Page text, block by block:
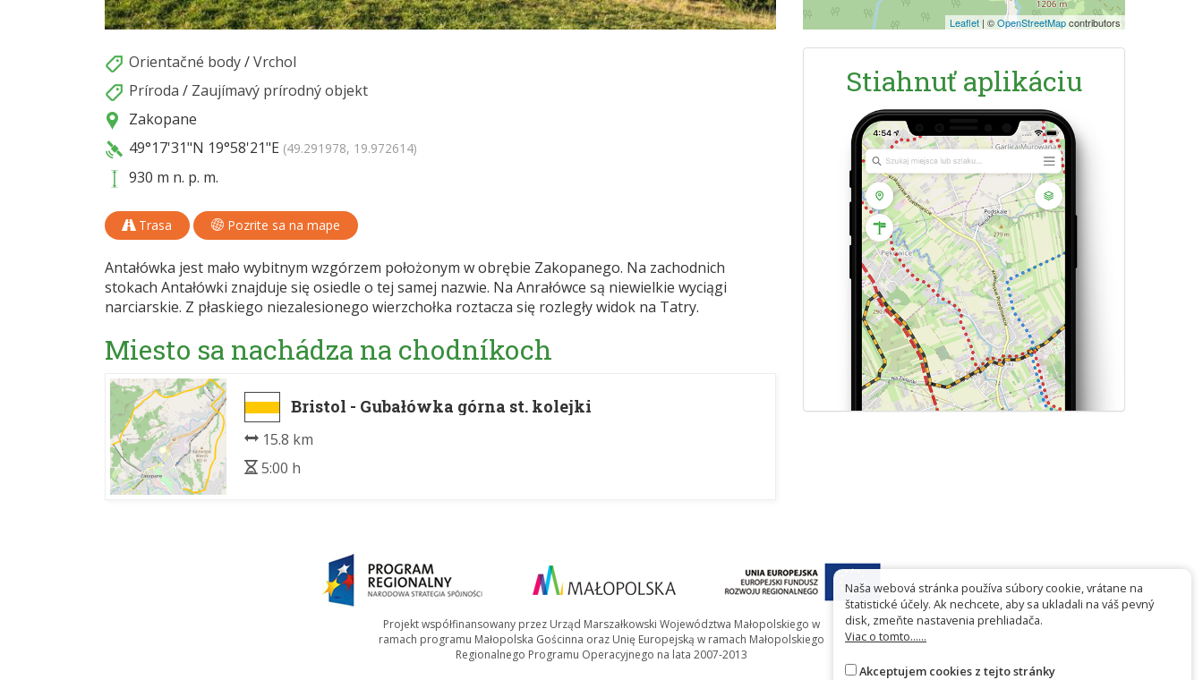
Orientačné body/Vrchol
Príroda / Zaujímavý prírodný objekt
Zakopane
49°17'31"N 19°58'21"E (49.291978, 19.972614)
930 m n. p. m.
Trasa Pozrite sa na mape
Antałówka jest mało wybitnym wzgórzem położonym w obrębie Zakopanego. Na zachodnich
stokach Antałówki znajduje się osiedle o tej samej nazwie. Na Anrałówce są niewielkie wyciągi
narciarskie. Z płaskiego niezalesionego wierzchołka roztacza się rozległy widok na Tatry.
Miesto sa nachádza na chodníkoch
Bristol - Gubałówka górna st. kolejki
15.8 km
5:00 h
Leaflet | ©OpenStreetMapcontributors
Stiahnuť aplikáciu
Projekt współfinansowany przez Urząd Marszałkowski Województwa Małopolskiego w
ramach programu Małopolska Gościnna oraz Unię Europejską w ramach Małopolskiego
Regionalnego Programu Operacyjnego na lata 2007-2013
Naša webová stránka používa súbory cookie, vrátane na
štatistické účely. Ak nechcete, aby sa ukladali na váš pevný
disk, zmeňte nastavenia prehliadača.
Viac o tomto......
Akceptujem cookies z tejto stránky